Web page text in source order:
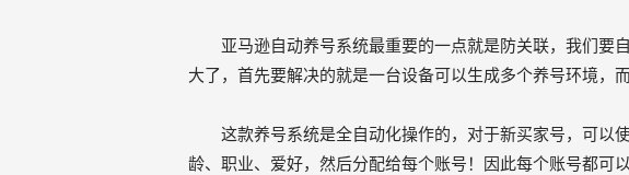
亚马逊自动养号系统最重要的一点就是防关联，我们要
大了，首先要解决的就是一台设备可以生成多个养号环境，
这款养号系统是全自动化操作的，对于新买家号，可以
龄、职业、爱好，然后分配给每个账号！因此每个账号都可